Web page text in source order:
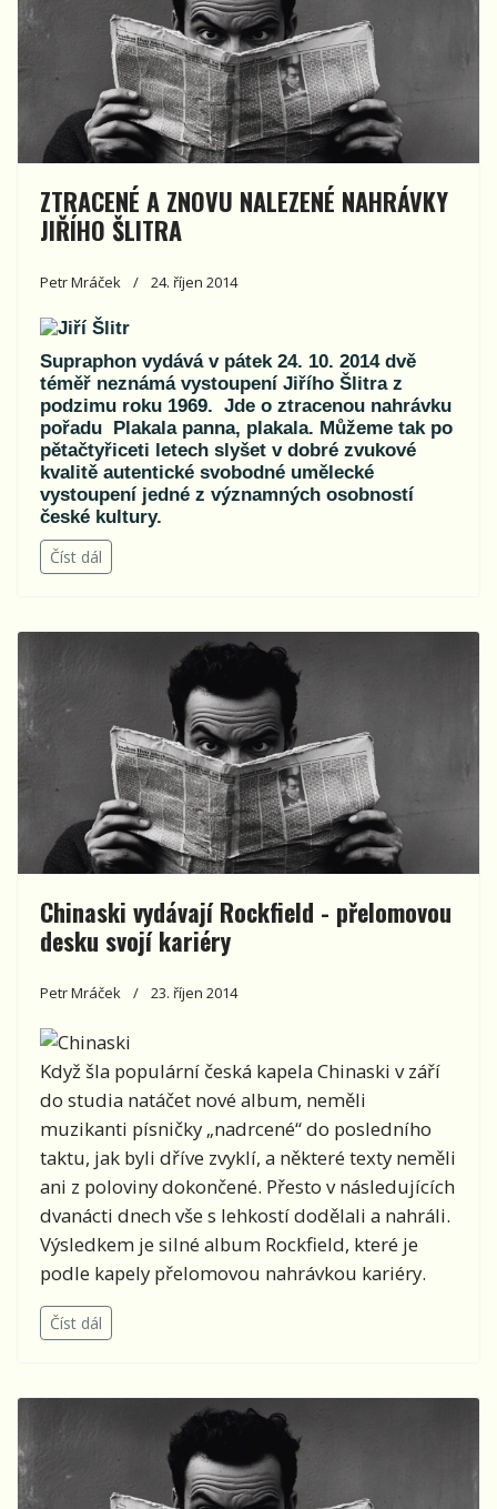
ZTRACENÉ A ZNOVU NALEZENÉ NAHRÁVKY
JIŘÍHO ŠLITRA
Petr Mráček 24. říjen 2014
Supraphon vydává v pátek 24. 10. 2014 dvě
téměř neznámá vystoupení Jiřího Šlitra z
podzimu roku 1969. Jde o ztracenou nahrávku
pořadu Plakala panna, plakala. Můžeme tak po
pětačtyřiceti letech slyšet v dobré zvukové
kvalitě autentické svobodné umělecké
vystoupení jedné z významných osobností
české kultury.
Číst dál
Chinaski vydávají Rockfield - přelomovou
desku svojí kariéry
Petr Mráček 23. říjen 2014
Když šla populární česká kapela Chinaski v září
do studia natáčet nové album, neměli
muzikanti písničky „nadrcené“ do posledního
taktu, jak byli dříve zvyklí, a některé texty neměli
ani z poloviny dokončené. Přesto v následujících
dvanácti dnech vše s lehkostí dodělali a nahráli.
Výsledkem je silné album Rockfield, které je
podle kapely přelomovou nahrávkou kariéry.
Číst dál